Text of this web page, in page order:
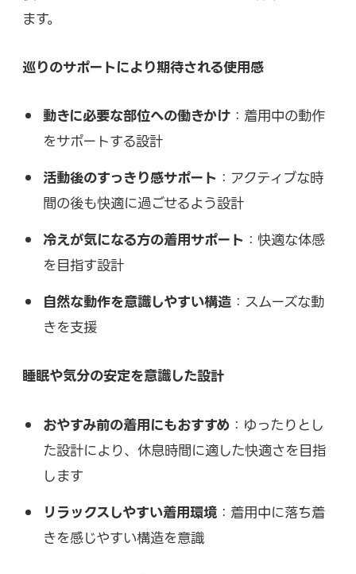
ます。
巡りのサポートにより期待される使用感
動きに必要な部位への働きかけ ：着用中の動作
をサポートする設計
活動後のすっきり感サポート ：アクティブな時
間の後も快適に過ごせるよう設計
冷えが気になる方の着用サポート ：快適な体感
を目指す設計
自然な動作を意識しやすい構造 ：スムーズな動
きを支援
睡眠や気分の安定を意識した設計
おやすみ前の着用にもおすすめ ：ゆったりとし
た設計により、休息時間に適した快適さを目指
します
リラックスしやすい着用環境 ：着用中に落ち着
きを感じやすい構造を意識